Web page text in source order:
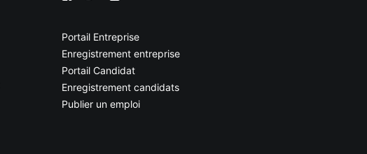
Portail Entreprise
Enregistrement entreprise
Portail Candidat
Enregistrement candidats
Publier un emploi